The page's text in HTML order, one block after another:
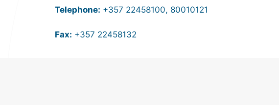
Telephone: +357 22458100, 80010121
Fax: +357 22458132